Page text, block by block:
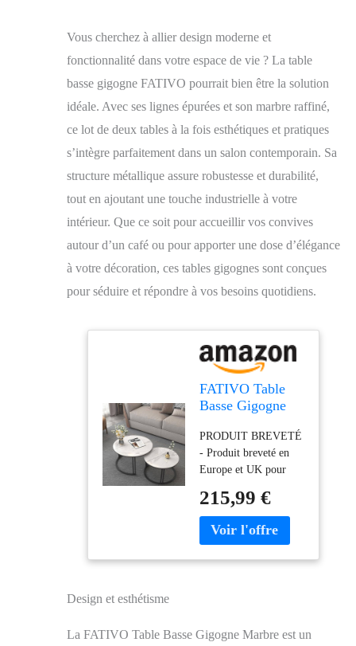
Vous cherchez à allier design moderne et
fonctionnalité dans votre espace de vie ? La table
basse gigogne FATIVO pourrait bien être la solution
idéale. Avec ses lignes épurées et son marbre raffiné,
ce lot de deux tables à la fois esthétiques et pratiques
s’intègre parfaitement dans un salon contemporain. Sa
structure métallique assure robustesse et durabilité,
tout en ajoutant une touche industrielle à votre
intérieur. Que ce soit pour accueillir vos convives
autour d’un café ou pour apporter une dose d’élégance
à votre décoration, ces tables gigognes sont conçues
pour séduire et répondre à vos besoins quotidiens.
FATIVO Table
Basse Gigogne
Tables Gigognes
de Salon Ronde
Industrielle Bout
de Canapé Design
Blanche Set Table
Café Moderne
Métal -
φ70x40cm
PRODUIT BREVETÉ
- Produit breveté en
Europe et UK pour
salon. DESIGN
DÉLICAT - Le design
simple et élégant le fait
Profitez des différentes
215,99 €
Design et esthétisme
La FATIVO Table Basse Gigogne Marbre est un